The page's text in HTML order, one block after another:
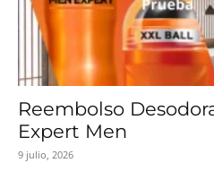
Reembolso
Expert Men
9 julio, 2026